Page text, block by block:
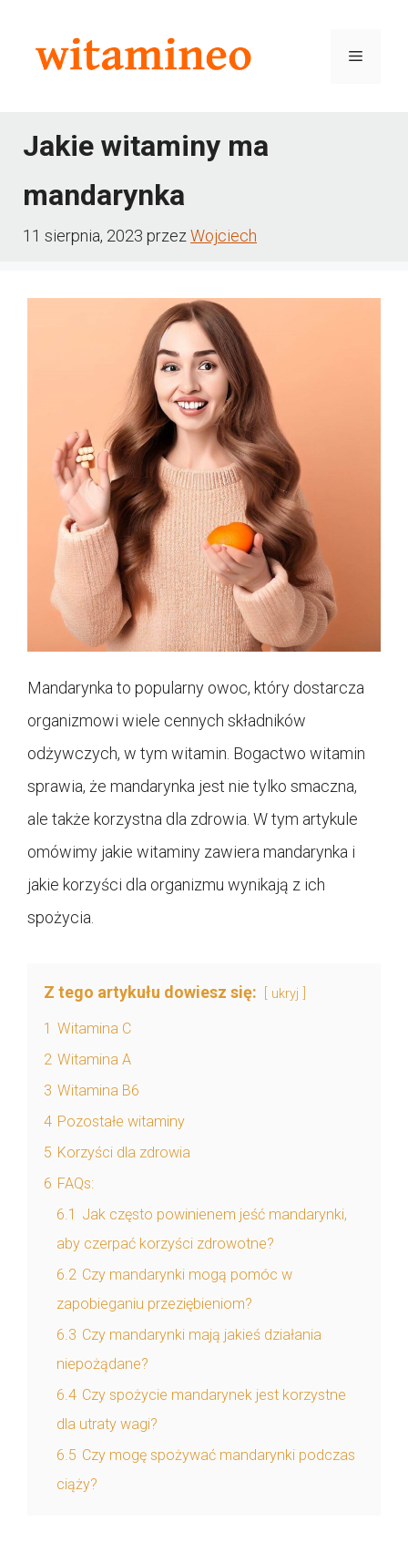
Menu
Jakie witaminy ma
mandarynka
11 sierpnia, 2023 przezWojciech
Mandarynka to popularny owoc, który dostarcza
organizmowi wiele cennych składników
odżywczych, w tym witamin. Bogactwo witamin
sprawia, że mandarynka jest nie tylko smaczna,
ale także korzystna dla zdrowia. W tym artykule
omówimy jakie witaminy zawiera mandarynka i
jakie korzyści dla organizmu wynikają z ich
spożycia.
Z tego artykułu dowiesz się: ukryj
1 Witamina C
2 Witamina A
3 Witamina B6
4 Pozostałe witaminy
5 Korzyści dla zdrowia
6 FAQs:
6.1 Jak często powinienem jeść mandarynki,
aby czerpać korzyści zdrowotne?
6.2 Czy mandarynki mogą pomóc w
zapobieganiu przeziębieniom?
6.3 Czy mandarynki mają jakieś działania
niepożądane?
6.4 Czy spożycie mandarynek jest korzystne
dla utraty wagi?
6.5 Czy mogę spożywać mandarynki podczas
ciąży?